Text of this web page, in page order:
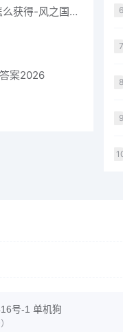
风之国世界次元宝珠怎么获得-风之国世界次元宝珠获取方法介绍
案2026
6
7
8
9
号-1 单机狗